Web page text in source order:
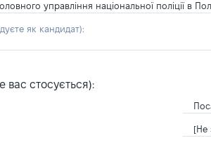
управління національної поліції в
як кандидат):
вас стосується):
[Не